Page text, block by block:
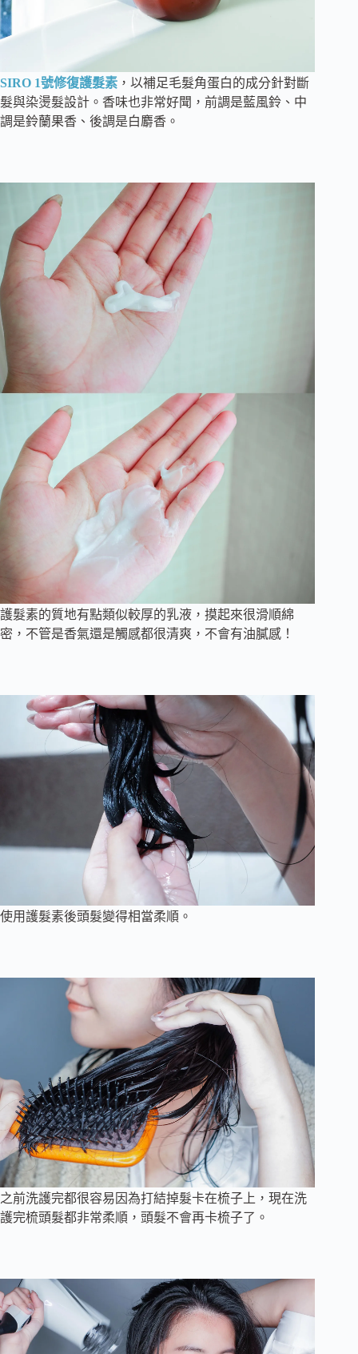
SIRO 1號修復護髮素 ，以補足毛髮角蛋白的成分針對斷
髮與染燙髮設計。香味也非常好聞，前調是藍風鈴、中
調是鈴蘭果香、後調是白麝香。
護髮素的質地有點類似較厚的乳液，摸起來很滑順綿
密，不管是香氣還是觸感都很清爽，不會有油膩感！
使用護髮素後頭髮變得相當柔順。
之前洗護完都很容易因為打結掉髮卡在梳子上，現在洗
護完梳頭髮都非常柔順，頭髮不會再卡梳子了。